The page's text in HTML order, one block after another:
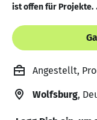
ist offen für Projekte.
Angestellt,
Wolfsburg,